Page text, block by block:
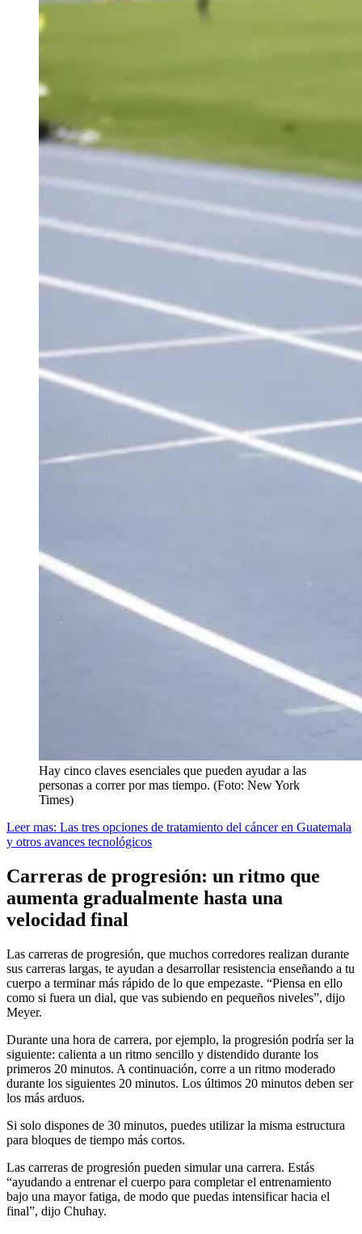
Hay cinco claves esenciales que pueden ayudar a las
personas a correr por mas tiempo. (Foto: New York
Times)
Leer mas: Las tres opciones de tratamiento del cáncer en Guatemala
y otros avances tecnológicos
Carreras de progresión: un ritmo que
aumenta gradualmente hasta una
velocidad final
Las carreras de progresión, que muchos corredores realizan durante
sus carreras largas, te ayudan a desarrollar resistencia enseñando a tu
cuerpo a terminar más rápido de lo que empezaste. “Piensa en ello
como si fuera un dial, que vas subiendo en pequeños niveles”, dijo
Meyer.
Durante una hora de carrera, por ejemplo, la progresión podría ser la
siguiente: calienta a un ritmo sencillo y distendido durante los
primeros 20 minutos. A continuación, corre a un ritmo moderado
durante los siguientes 20 minutos. Los últimos 20 minutos deben ser
los más arduos.
Si solo dispones de 30 minutos, puedes utilizar la misma estructura
para bloques de tiempo más cortos.
Las carreras de progresión pueden simular una carrera. Estás
“ayudando a entrenar el cuerpo para completar el entrenamiento
bajo una mayor fatiga, de modo que puedas intensificar hacia el
final”, dijo Chuhay.